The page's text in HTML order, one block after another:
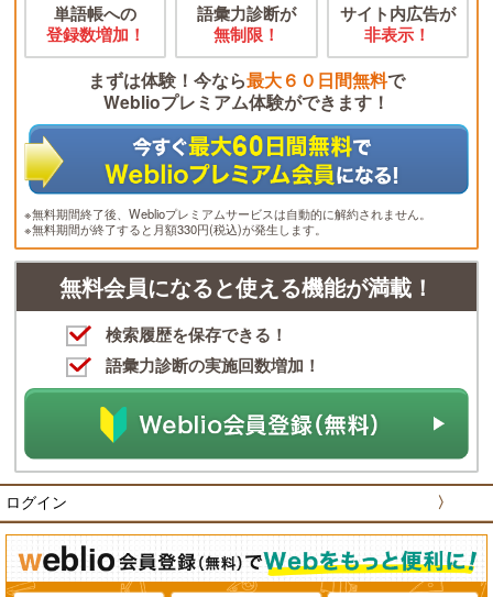
単語帳への
登録数増加！
語彙力診断が
無制限！
サイト内広告が
非表示！
まずは体験！今なら最大６０日間無料で
Weblioプレミアム体験ができます！
※無料期間終了後、Weblioプレミアムサービスは自動的に解約されません。
※無料期間が終了すると月額330円(税込)が発生します。
無料会員になると使える機能が満載！
検索履歴を保存できる！
語彙力診断の実施回数増加！
ログイン 〉